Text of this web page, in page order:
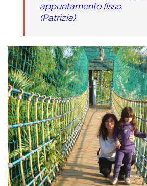
appuntamento fisso.
(Patrizia)